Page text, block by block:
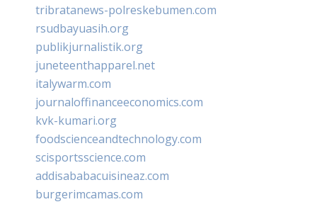
tribratanews-polreskebumen.com
rsudbayuasih.org
publikjurnalistik.org
juneteenthapparel.net
italywarm.com
journaloffinanceeconomics.com
kvk-kumari.org
foodscienceandtechnology.com
scisportsscience.com
addisababacuisineaz.com
burgerimcamas.com